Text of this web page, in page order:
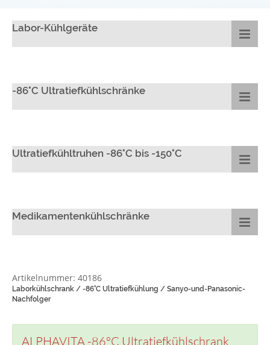
Labor-Kühlgeräte
-86°C Ultratiefkühlschränke
Ultratiefkühltruhen -86°C bis -150°C
Medikamentenkühlschränke
Artikelnummer: 40186
Laborkühlschrank / -86°C Ultratiefkühlung / Sanyo-und-Panasonic-
Nachfolger
ALPHAVITA -86°C Ultratiefkühlschrank